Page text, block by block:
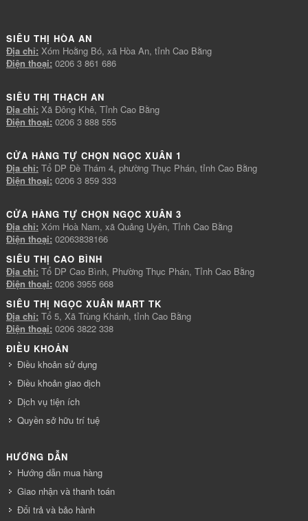
SIÊU THỊ HÒA AN
Địa chỉ: Xóm Hoằng Bó, xã Hòa An, tỉnh Cao Bằng
Điện thoại: 0206 3 861 686
SIÊU THỊ THẠCH AN
Địa chỉ: Xã Đông Khê, Tỉnh Cao Bằng
Điện thoại: 0206 3 888 555
CỬA HÀNG TỰ CHỌN NGỌC XUÂN 1
Địa chỉ: Tổ DP Đề Thám 4, phường Thục Phán, tỉnh Cao Bằng
Điện thoại: 0206 3 859 333
CỬA HÀNG TỰ CHỌN NGỌC XUÂN 3
Địa chỉ: Xóm Hoà Nam, xã Quảng Uyên, Tỉnh Cao Bằng
Điện thoại: 02063838166
SIÊU THỊ CAO BÌNH
Địa chỉ: Tổ DP Cao Bình, Phường Thục Phán, Tỉnh Cao Bằng
Điện thoại: 0206 3955 668
SIÊU THỊ NGỌC XUÂN MART TK
Địa chỉ: Tổ 5, Xã Trùng Khánh, tỉnh Cao Bằng
Điện thoại: 0206 3822 338
ĐIỀU KHOẢN
Điều khoản sử dụng
Điều khoản giao dịch
Dịch vụ tiện ích
Quyền sở hữu trí tuệ
HƯỚNG DẪN
Hướng dẫn mua hàng
Giao nhận và thanh toán
Đổi trả và bảo hành